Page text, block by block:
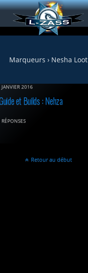
Marqueurs › Nesha Loot
JANVIER 2016
et Builds : Nehza
Retour au début